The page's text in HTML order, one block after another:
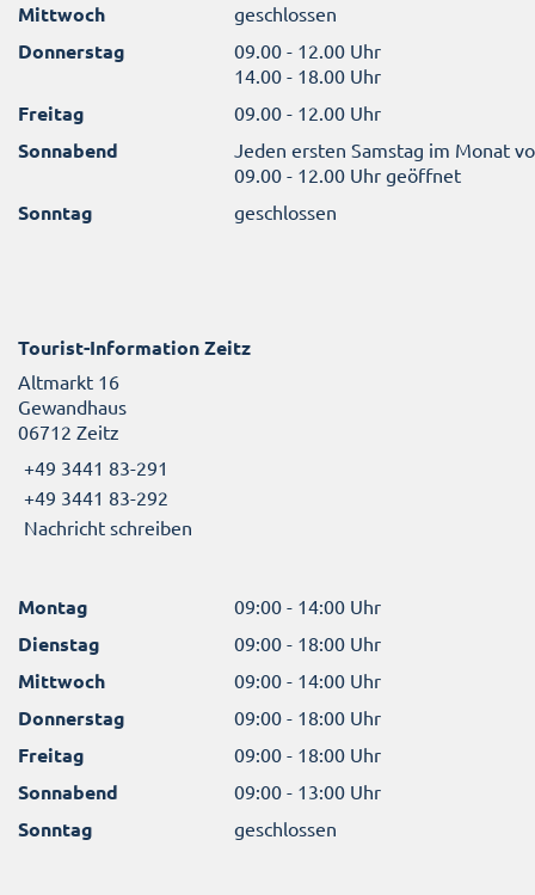
Mittwoch geschlossen
Donnerstag
09.00 - 12.00 Uhr
14.00 - 18.00 Uhr
Freitag 09.00 - 12.00 Uhr
Sonnabend
Jeden ersten Samstag im Monat
09.00 - 12.00 Uhr geöffnet
Sonntag geschlossen
Tourist-Information Zeitz
Altmarkt 16
Gewandhaus
06712 Zeitz
+49 3441 83-291
+49 3441 83-292
Nachricht schreiben
Montag 09:00 - 14:00 Uhr
Dienstag 09:00 - 18:00 Uhr
Mittwoch 09:00 - 14:00 Uhr
Donnerstag 09:00 - 18:00 Uhr
Freitag 09:00 - 18:00 Uhr
Sonnabend 09:00 - 13:00 Uhr
Sonntag geschlossen